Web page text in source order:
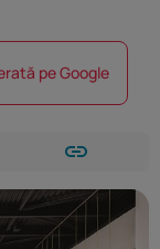
pe Google